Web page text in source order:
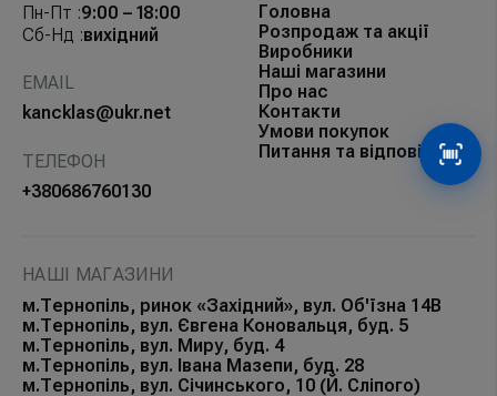
Пн-Пт :9:00 – 18:00
Сб-Нд :вихідний
EMAIL
kancklas@ukr.net
ТЕЛЕФОН
+380686760130
Головна
Розпродаж та акції
Виробники
Наші магазини
Про нас
Контакти
Умови покупок
Питання та відповіді
НАШІ МАГАЗИНИ
м.Тернопіль, ринок «Західний», вул. Об'їзна 14В
м.Тернопіль, вул. Євгена Коновальця, буд. 5
м.Тернопіль, вул. Миру, буд. 4
м.Тернопіль, вул. Івана Мазепи, буд. 28
м.Тернопіль, вул. Січинського, 10 (Й. Сліпого)